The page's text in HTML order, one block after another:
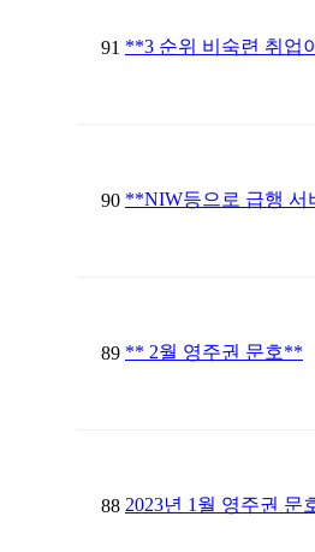
91 **3 순위 비숙련 취업
90 **NIW등으로 급행 서
89 ** 2월 영주권 문호**
88 2023년 1월 영주권 문